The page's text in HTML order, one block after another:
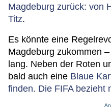
Magdeburg zurück: von
Titz.
Es könnte eine
Magdeburg zukommen
lang. Neben der Roten
bald auch eine Blaue
finden. Die FIFA bezieht